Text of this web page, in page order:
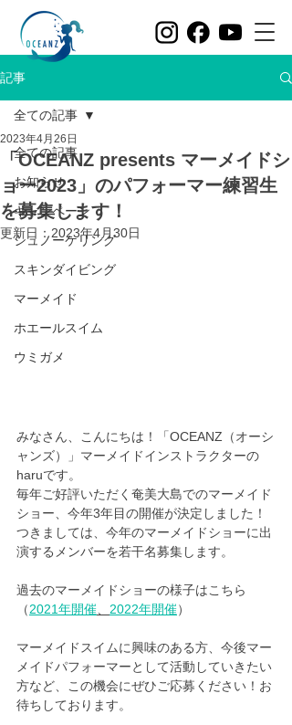
記事
全ての記事
お知らせ
キャンペーン
シュノーケリング
スキンダイビング
マーメイド
ホエールスイム
ウミガメ
全ての記事
「OCEANZ presents マーメイドシ
ョー2023」のパフォーマー練習生
を募集します！
2023年4月26日
更新日：2023年4月30日
みなさん、こんにちは！「OCEANZ（オーシ
ャンズ）」マーメイドインストラクターの
haruです。
毎年ご好評いただく奄美大島でのマーメイド
ショー、今年3年目の開催が決定しました！
つきましては、今年のマーメイドショーに出
演するメンバーを若干名募集します。
過去のマーメイドショーの様子はこちら
（2021年開催 2022年開催）
マーメイドスイムに興味のある方、今後マー
メイドパフォーマーとして活動していきたい
方など、この機会にぜひご応募ください！お
待ちしております。